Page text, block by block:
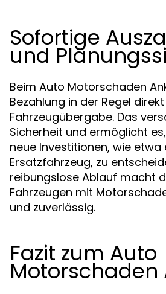
Sofortige
und
Beim Auto Motorschaden
Bezahlung in der Regel
Fahrzeugübergabe. Das
Sicherheit und ermöglicht
neue Investitionen, wie etwa
Ersatzfahrzeug, zu
reibungslose Ablauf macht
Fahrzeugen mit
und zuverlässig.
Fazit zum Auto
Motorschaden